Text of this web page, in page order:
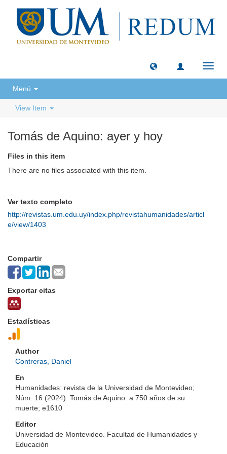
Menú
View Item
Tomás de Aquino: ayer y hoy
Files in this item
There are no files associated with this item.
Ver texto completo
http://revistas.um.edu.uy/index.php/revistahumanidades/articl
e/view/1403
Compartir
Exportar citas
Estadísticas
Author
Contreras, Daniel
En
Humanidades: revista de la Universidad de Montevideo;
Núm. 16 (2024): Tomás de Aquino: a 750 años de su
muerte; e1610
Editor
Universidad de Montevideo. Facultad de Humanidades y
Educación